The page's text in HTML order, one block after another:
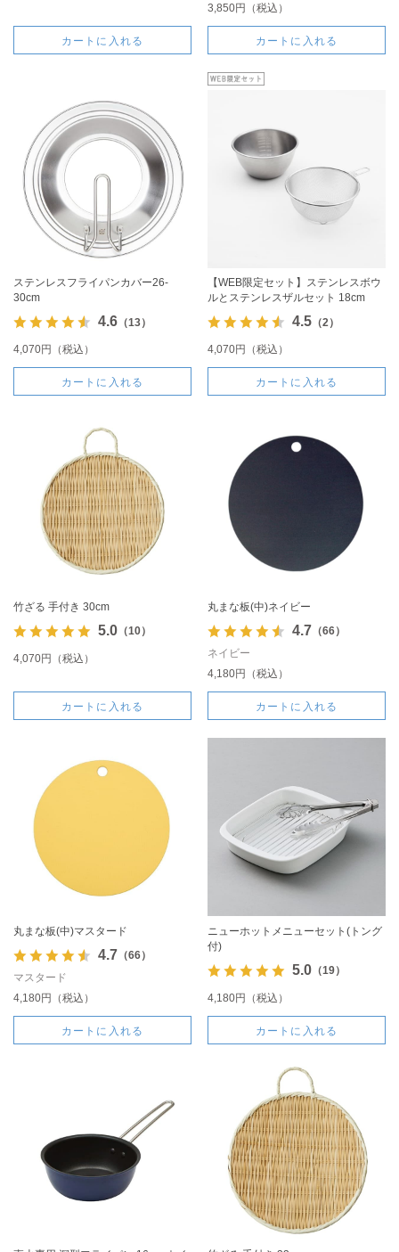
カートに入れる
3,850円（税込）
カートに入れる
ステンレスフライパンカバー26-
30cm
4.6（13）
4,070円（税込）
カートに入れる
【WEB限定セット】ステンレスボウ
ルとステンレスザルセット 18cm
4.5（2）
4,070円（税込）
カートに入れる
竹ざる 手付き 30cm
5.0（10）
4,070円（税込）
カートに入れる
丸まな板(中)ネイビー
4.7 （66）
ネイビー
4,180円（税込）
カートに入れる
丸まな板(中)マスタード
4.7 （66）
マスタード
4,180円（税込）
カートに入れる
ニューホットメニューセット(トング
付)
5.0（19）
4,180円（税込）
カートに入れる